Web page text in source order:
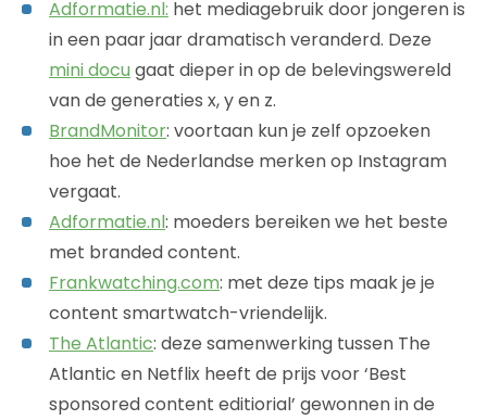
Adformatie.nl: het mediagebruik door jongeren is
in een paar jaar dramatisch veranderd. Deze
mini docu gaat dieper in op de belevingswereld
van de generaties x, y en z.
BrandMonitor: voortaan kun je zelf opzoeken
hoe het de Nederlandse merken op Instagram
vergaat.
Adformatie.nl: moeders bereiken we het beste
met branded content.
Frankwatching.com: met deze tips maak je je
content smartwatch-vriendelijk.
The Atlantic: deze samenwerking tussen The
Atlantic en Netflix heeft de prijs voor ‘Best
sponsored content editiorial’ gewonnen in de